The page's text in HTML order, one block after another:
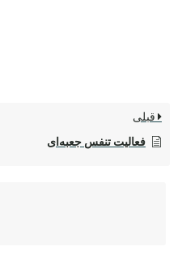
قبلی
فعالیت تنفس جعبه‌ای